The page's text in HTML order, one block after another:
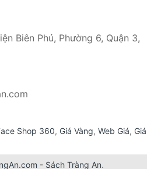
Biên Phủ, Phường 6, Quận 3,
Shop 360, Giá Vàng, Web Giá, Giá
- Sách Tràng An.